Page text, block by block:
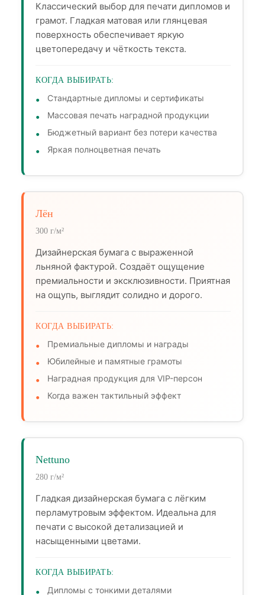
Классический выбор для печати дипломов и
грамот. Гладкая матовая или глянцевая
поверхность обеспечивает яркую
цветопередачу и чёткость текста.
КОГДА ВЫБИРАТЬ:
Стандартные дипломы и сертификаты
Массовая печать наградной продукции
Бюджетный вариант без потери качества
Яркая полноцветная печать
Лён
300 г/м²
Дизайнерская бумага с выраженной
льняной фактурой. Создаёт ощущение
премиальности и эксклюзивности. Приятная
на ощупь, выглядит солидно и дорого.
КОГДА ВЫБИРАТЬ:
Премиальные дипломы и награды
Юбилейные и памятные грамоты
Наградная продукция для VIP-персон
Когда важен тактильный эффект
Nettuno
280 г/м²
Гладкая дизайнерская бумага с лёгким
перламутровым эффектом. Идеальна для
печати с высокой детализацией и
насыщенными цветами.
КОГДА ВЫБИРАТЬ:
Дипломы с тонкими деталями